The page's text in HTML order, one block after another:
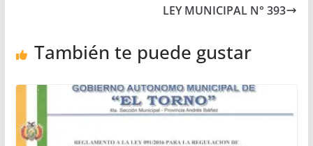
LEY MUNICIPAL N° 393
También te puede gustar